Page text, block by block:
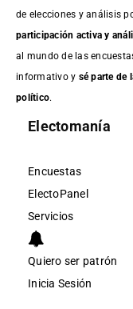
de elecciones y análisis
participación activa y
al mundo de las
informativo y sé parte de
político.
Electomanía
Encuestas
ElectoPanel
Servicios
Quiero ser patrón
Inicia Sesión